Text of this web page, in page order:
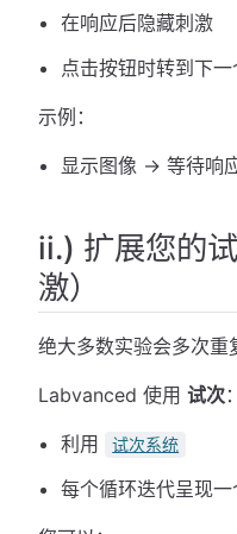
在响应后隐藏刺激
点击按钮时转到下一
示例：
显示图像 → 等待响
ii.) 扩展您的
激）
绝大多数实验会多次重
Labvanced 使用 试次：
利用 试次系统
每个循环迭代呈现